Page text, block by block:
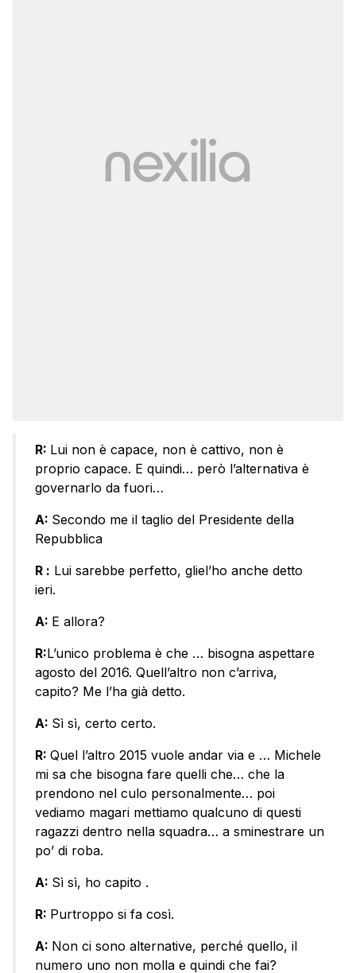
R: Lui non è capace, non è cattivo, non è
proprio capace. E quindi… però l’alternativa è
governarlo da fuori…
A: Secondo me il taglio del Presidente della
Repubblica
R : Lui sarebbe perfetto, gliel’ho anche detto
ieri.
A: E allora?
R:L’unico problema è che … bisogna aspettare
agosto del 2016. Quell’altro non c’arriva,
capito? Me l’ha già detto.
A: Sì sì, certo certo.
R: Quel l’altro 2015 vuole andar via e … Michele
mi sa che bisogna fare quelli che… che la
prendono nel culo personalmente… poi
vediamo magari mettiamo qualcuno di questi
ragazzi dentro nella squadra… a sminestrare un
po’ di roba.
A: Sì sì, ho capito .
R: Purtroppo si fa così.
A: Non ci sono alternative, perché quello, il
numero uno non molla e quindi che fai?